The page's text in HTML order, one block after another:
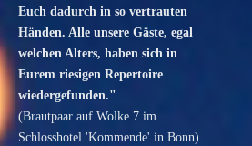
Euch dadurch in so vertrauten
Händen. Alle unsere Gäste, egal
welchen Alters, haben sich in
Eurem riesigen Repertoire
wiedergefunden."
(Brautpaar auf Wolke 7 im
Schlosshotel 'Kommende' in Bonn)